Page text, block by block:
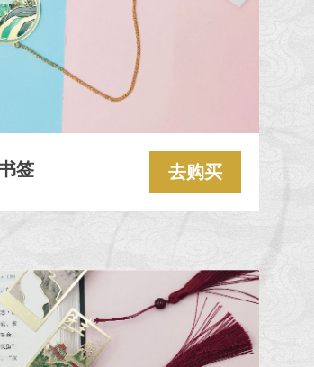
签 去购买